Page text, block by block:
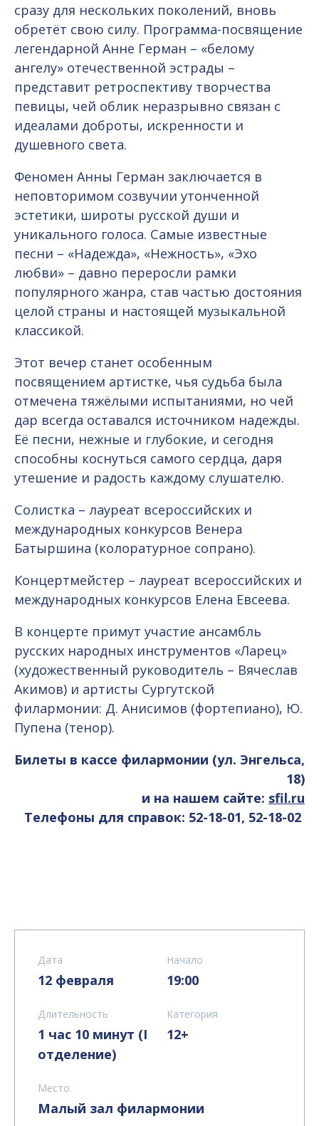
сразу для нескольких поколений, вновь
обретёт свою силу. Программа-посвящение
легендарной Анне Герман – «белому
ангелу» отечественной эстрады –
представит ретроспективу творчества
певицы, чей облик неразрывно связан с
идеалами доброты, искренности и
душевного света.
Феномен Анны Герман заключается в
неповторимом созвучии утонченной
эстетики, широты русской души и
уникального голоса. Самые известные
песни – «Надежда», «Нежность», «Эхо
любви» – давно переросли рамки
популярного жанра, став частью достояния
целой страны и настоящей музыкальной
классикой.
Этот вечер станет особенным
посвящением артистке, чья судьба была
отмечена тяжёлыми испытаниями, но чей
дар всегда оставался источником надежды.
Её песни, нежные и глубокие, и сегодня
способны коснуться самого сердца, даря
утешение и радость каждому слушателю.
Солистка – лауреат всероссийских и
международных конкурсов Венера
Батыршина (колоратурное сопрано).
Концертмейстер – лауреат всероссийских и
международных конкурсов Елена Евсеева.
В концерте примут участие ансамбль
русских народных инструментов «Ларец»
(художественный руководитель – Вячеслав
Акимов) и артисты Сургутской
филармонии: Д. Анисимов (фортепиано), Ю.
Пупена (тенор).
Билеты в кассе филармонии (ул. Энгельса,
18)
и на нашем сайте: sfil.ru
Телефоны для справок: 52-18-01, 52-18-02
Дата
12 февраля
Начало
19:00
Длительность
1 час 10 минут (I
отделение)
Категория
12+
Место
Малый зал филармонии